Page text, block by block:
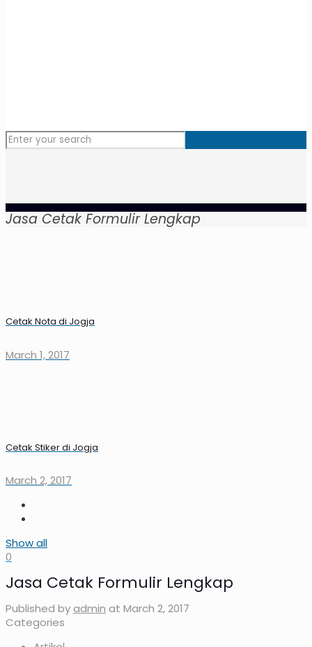
Jasa Cetak Formulir Lengkap
Cetak Nota di Jogja
March 1, 2017
Cetak Stiker di Jogja
March 2, 2017
Show all
0
Jasa Cetak Formulir Lengkap
Published byadmin at March 2, 2017
Categories